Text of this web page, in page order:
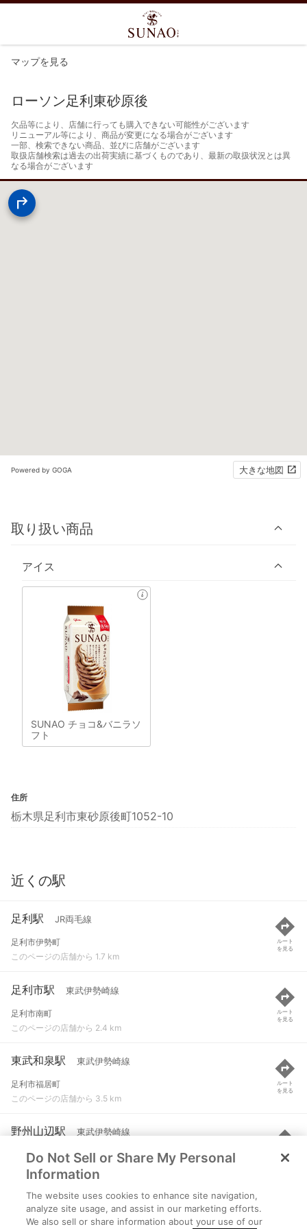
マップを見る
ローソン足利東砂原後
欠品等により、店舗に行っても購入できない可能性がございます
リニューアル等により、商品が変更になる場合がございます
一部、検索できない商品、並びに店舗がございます
取扱店舗検索は過去の出荷実績に基づくものであり、最新の取扱状況とは異
なる場合がございます
Powered by GOGA 大きな地図
取り扱い商品
アイス
SUNAO チョコ&バニラソ
フト
住所
栃木県足利市東砂原後町1052-10
近くの駅
足利駅 JR両毛線
足利市伊勢町
このページの店舗から 1.7 km
ルート
を見る
足利市駅 東武伊勢崎線
足利市南町
このページの店舗から 2.4 km
ルート
を見る
東武和泉駅 東武伊勢崎線
足利市福居町
このページの店舗から 3.5 km
ルート
を見る
野州山辺駅 東武伊勢崎線
足利市八幡町
このページの店舗から 3.6 km
ルート
を見る
福居駅 東武伊勢崎線
足利市福居町
Do Not Sell or Share My Personal
Information
The website uses cookies to enhance site navigation,
analyze site usage, and assist in our marketing efforts.
We also sell or share information about your use of our